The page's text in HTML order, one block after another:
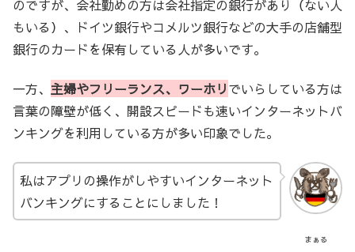
のですが、会社勤めの方は会社指定の銀行があり（ない人
もいる）、ドイツ銀行やコメルツ銀行などの大手の店舗型
銀行のカードを保有している人が多いです。
一方、 主婦やフリーランス、ワーホリでいらしている方は
言葉の障壁が低く、開設スピードも速いインターネットバ
ンキングを利用している方が多い印象でした。
まぁる
私はアプリの操作がしやすいインターネット
バンキングにすることにしました！